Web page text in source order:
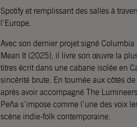
Spotify et remplissant des salles à
l’Europe.
Avec son dernier projet signé
Mean It (2025), il livre son œuvre la
titres écrit dans une cabane isolée en
sincérité brute. En tournée aux côtés
après avoir accompagné The
Peña s’impose comme l’une des voix
scène indie-folk contemporaine.